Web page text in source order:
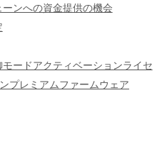
ンへの資金提供の機会
ードアクティベーションライセ
プレミアムファームウェア